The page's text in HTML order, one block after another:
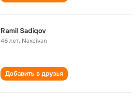
Ramil Sadiqov
46 лет, Naxcivan
Добавить в друзья